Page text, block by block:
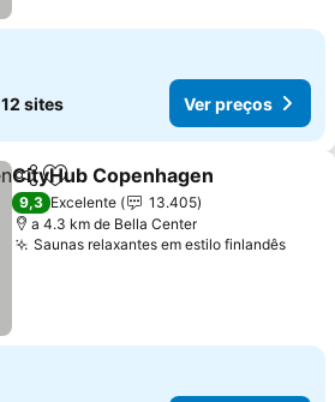
12 sites Ver preços
PartilharAdicionar aos favoritos
CityHub Copenhagen
9,3 Excelente
13.405
a 4.3 km de Bella Center
Saunas relaxantes em estilo finlandês